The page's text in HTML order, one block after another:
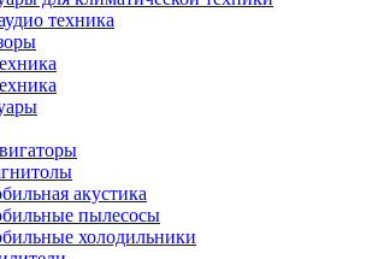
техника
акустика
пылесосы
холодильники